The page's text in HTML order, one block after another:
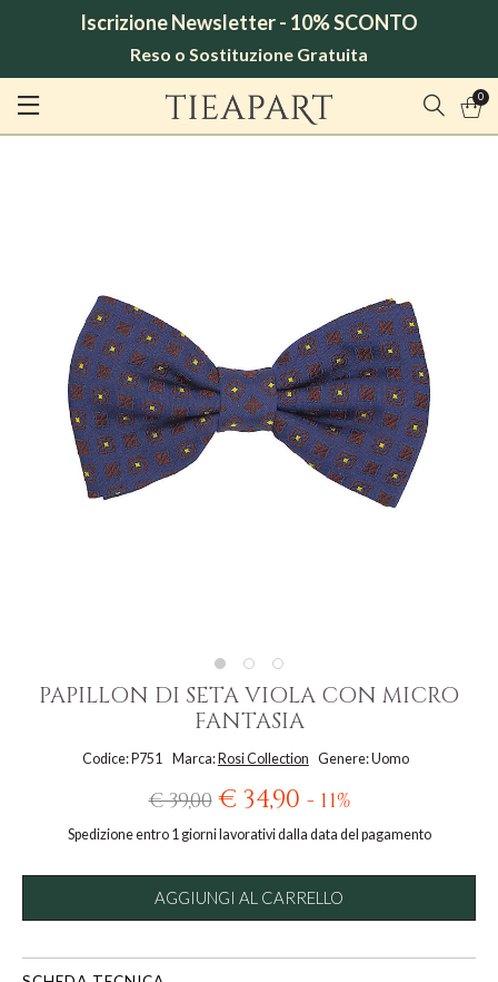
Iscrizione Newsletter - 10% SCONTO
Reso o Sostituzione Gratuita
0
PAPILLON DI SETA VIOLA CON MICRO
FANTASIA
Codice: P751 Marca: Rosi Collection Genere: Uomo
€ 39,00 € 34,90 - 11%
Spedizione entro 1 giorni lavorativi dalla data del pagamento
AGGIUNGI AL CARRELLO